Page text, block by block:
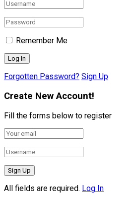
Remember Me
Forgotten Password? Sign Up
Create New Account!
Fill the forms below to register
All fields are required. Log In